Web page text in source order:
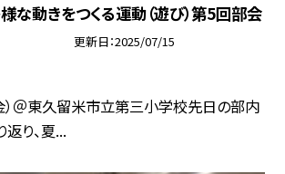
な動きをつくる運動（遊び）第5回部会
更新日 2025/07/15
）＠東久留米市立第三小学校先日の部内
り、夏...